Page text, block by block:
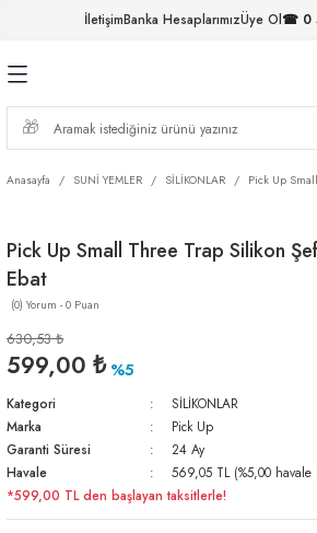
İletişimBanka HesaplarımızÜye Ol☎ 0
Geri Dön
Geri Dön
Geri Dön
MİSİNALAR
Geri Dön
FIRDÖNDÜLER
Geri Dön
Geri Dön
Geri Dön
Geri Dön
Anasayfa SUNİ YEMLER SİLİKONLAR Pick Up
Pick Up Small Three Trap Silikon
Ebat
(0) Yorum - 0 Puan
630,53 ₺
599,00 ₺ %5
Kategori
SİLİKONLAR
Marka
Pick Up
Garanti Süresi
24 Ay
Havale
569,05 TL (%5,00
*599,00 TL den başlayan taksitlerle!